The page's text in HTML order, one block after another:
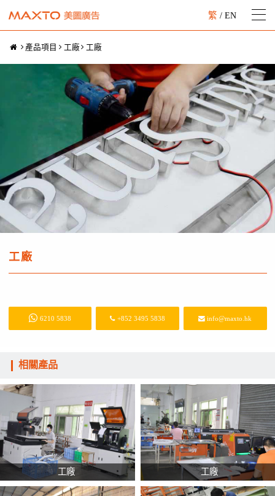
繁 / EN
產品項目 工廠 工廠
工廠
6210 5838 +852 3495 5838 info@maxto.hk
相關產品
工廠 工廠